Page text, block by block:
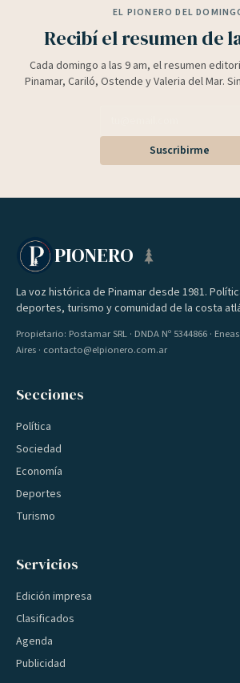
EL PIONERO DEL
Recibí el resumen de
Cada domingo a las 9 am, el resumen
Pinamar, Cariló, Ostende y Valeria del Mar.
Suscribirme
PIONERO
La voz histórica de Pinamar desde 1981.
deportes, turismo y comunidad de la costa
Propietario: Postamar SRL · DNDA Nº 5344866 ·
Aires · contacto@elpionero.com.ar
Secciones
Política
Sociedad
Economía
Deportes
Turismo
Servicios
Edición impresa
Clasificados
Agenda
Publicidad